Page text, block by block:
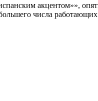
акцентом»»,
числа